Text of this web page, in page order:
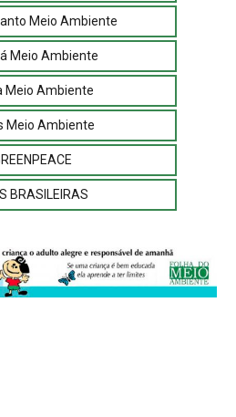
Meio Ambiente
Meio Ambiente
Meio Ambiente
Meio Ambiente
BRASILEIRAS